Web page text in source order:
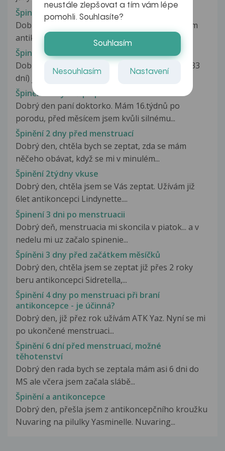
Špinění 10-12. den cyklu
Dobrý den, potřebovala bych poradit, brala jsem
antikoncepci Mistra přibližně...
Špinění 14 dní po použití Postinoru
Dobrý den, 31,10,2014 (13,den cyklu; cyklus 29-33
dní) jsem měla nechráněný...
Špinění 16.týdnů po porodu
Dobrý den paní doktorko. Mám 16.týdnů po
porodu, před měsícem jsem kvůli silnému...
Špinění 2 dny před menstruací
Dobrý den, chtěla bych se zeptat, zda se mám
něčeho obávat, když se mi v minulém...
Špinění 2týdny vkuse
Dobrý den, chtěla jsem se Vás zeptat. Užívám již
6let antikoncepci Lindynette....
Špinení 3 dni po menstruacii
Dobrý deň, menstruacia mi skoncila v piatok... a v
nedelu mi uz začalo spinenie...
Špíněni 3 dny před začátkem měsíčků
Dobrý den, chtěla jsem se zeptat již přes 2 roky
beru antikoncepci Sidretella,...
Špinění 4 dny po menstruaci při braní
antikoncepce - je účinná?
Dobrý den, již přez rok užívám ATK Yaz. Nyní se mi
po ukončené menstruaci...
Špinění 6 dní před menstruací, možné
těhotenství
Dobrý den rada bych se zeptala mám asi 6 dni do
MS ale včera jsem začala slábě...
Špinění a antikoncepce
Dobrý den, přešla jsem z antikoncepčního kroužku
Nuvaring na pilulky Yasminelle. Nuvaring...
neustále zlepšovat a tím vám lépe
pomohli. Souhlasíte?
Souhlasím
Nesouhlasím Nastavení